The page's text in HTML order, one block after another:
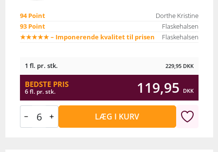
94 Point
Dorthe Kristine
93 Point
Flaskehalsen
★★★★★ – Imponerende kvalitet til prisen
Flaskehalsen
1 fl. pr. stk. 229,95 DKK
BEDSTE PRIS
6 fl. pr. stk. 119,95 DKK
LÆG I KURV